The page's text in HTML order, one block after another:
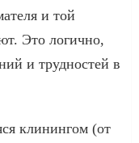
и той
Это логично,
и трудностей в
клинингом (от